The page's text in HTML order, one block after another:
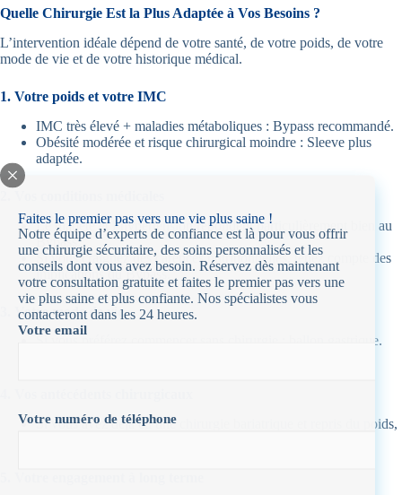
Faites le premier pas vers une vie plus saine !
Notre équipe d’experts de confiance est là pour vous offrir
une chirurgie sécuritaire, des soins personnalisés et les
conseils dont vous avez besoin. Réservez dès maintenant
votre consultation gratuite et faites le premier pas vers une
vie plus saine et plus confiante. Nos spécialistes vous
contacteront dans les 24 heures.
Votre email
Votre numéro de téléphone
Quelle Chirurgie Est la Plus Adaptée à Vos Besoins ?
L’intervention idéale dépend de votre santé, de votre poids, de votre
mode de vie et de votre historique médical.
1. Votre poids et votre IMC
IMC très élevé + maladies métaboliques : Bypass recommandé.
Obésité modérée et risque chirurgical moindre : Sleeve plus
adaptée.
Le diabète et l’hypertension répondent particulièrement bien au
Bypass.
Si vous craignez des carences nutritionnelles, tenez compte des
implications du Bypass.
3. Votre mode de vie
Si vous préférez commencer sans chirurgie : ballon gastrique.
Si vous avez déjà eu une chirurgie bariatrique et repris du poids,